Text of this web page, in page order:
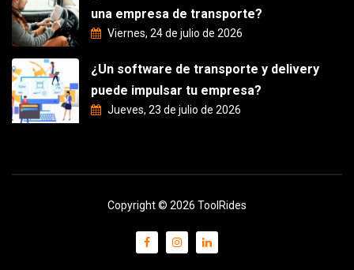
una empresa de transporte?
Viernes, 24 de julio de 2026
¿Un software de transporte y delivery
puede impulsar tu empresa?
Jueves, 23 de julio de 2026
Copyright © 2026 ToolRides